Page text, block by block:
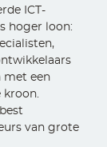
ICT-
hoger loon:
met een
kroon.
van grote